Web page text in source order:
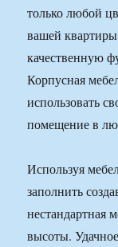
только любой
вашей
качественную
Корпусная
использовать
помещение в
Используя
заполнить
нестандартная
высоты.